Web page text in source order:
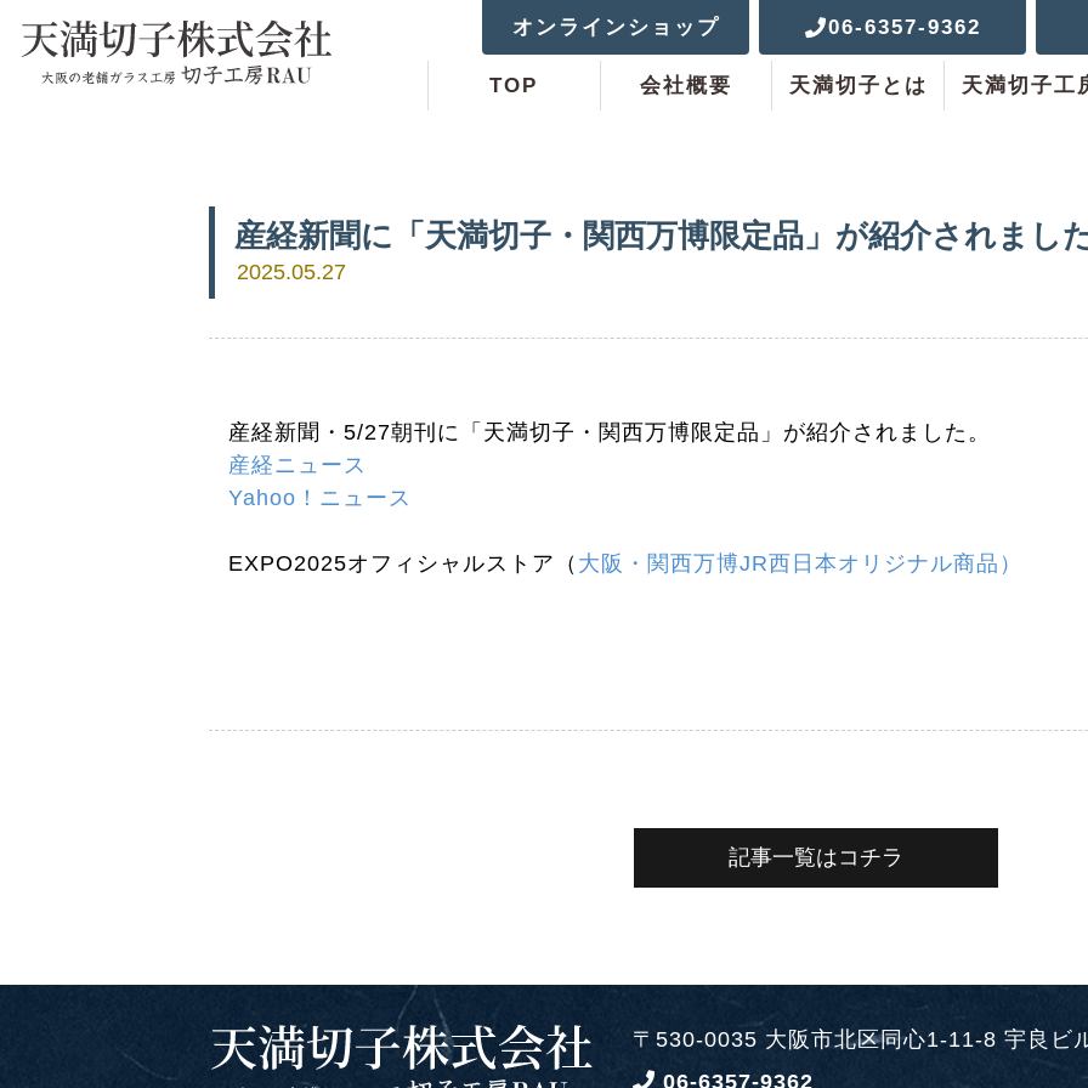
オンラインショップ 06-6357-9362
TOP 会社概要 天満切子とは 天満切子工
産経新聞に「天満切子・関西万博限定品」が紹介されまし
2025.05.27
産経新聞・5/27朝刊に「天満切子・関西万博限定品」が紹介されました。
産経ニュース
Yahoo！ニュース
EXPO2025オフィシャルストア（ 大阪・関西万博JR西日本オリジナル商品）
記事一覧はコチラ
〒530-0035 大阪市北区同心1-11-8 宇良ビ
06-6357-9362